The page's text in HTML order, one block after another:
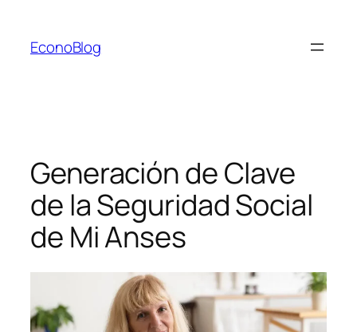
contenido
EconoBlog
Generación de Clave
de la Seguridad Social
de Mi Anses